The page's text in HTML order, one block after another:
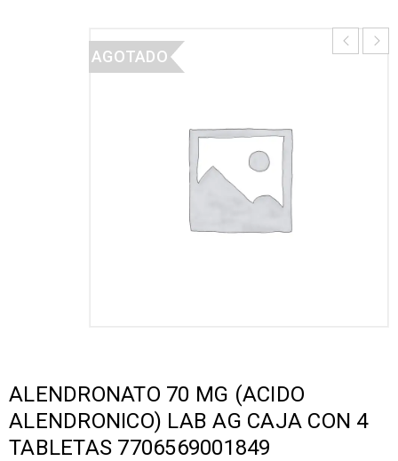
AGOTADO
ALENDRONATO 70 MG (ACIDO
ALENDRONICO) LAB AG CAJA CON 4
TABLETAS 7706569001849